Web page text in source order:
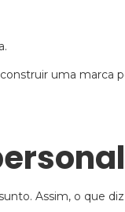
uma marca
Assim, o que